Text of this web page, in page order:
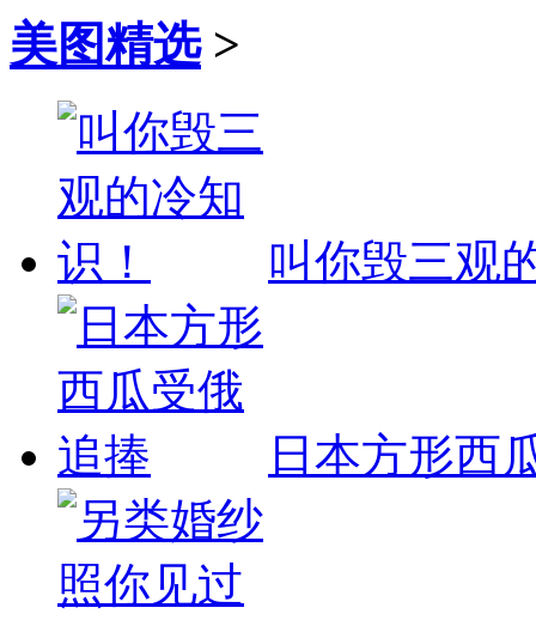
美图精选>
叫你毁三观
日本方形西